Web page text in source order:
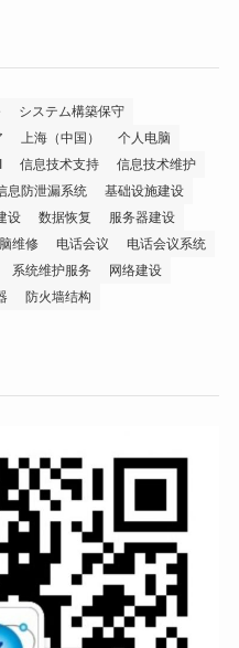
システム構築保守
上海（中国）
个人电脑
信息技术支持
信息技术维护
息防泄漏系统
基础设施建设
设 数据恢复
服务器建设
维修 电话会议
电话会议系统
系统维护服务
网络建设
防火墙结构